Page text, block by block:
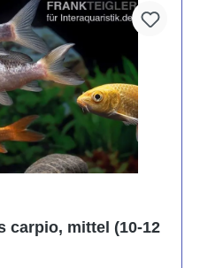
carpio, mittel (10-12